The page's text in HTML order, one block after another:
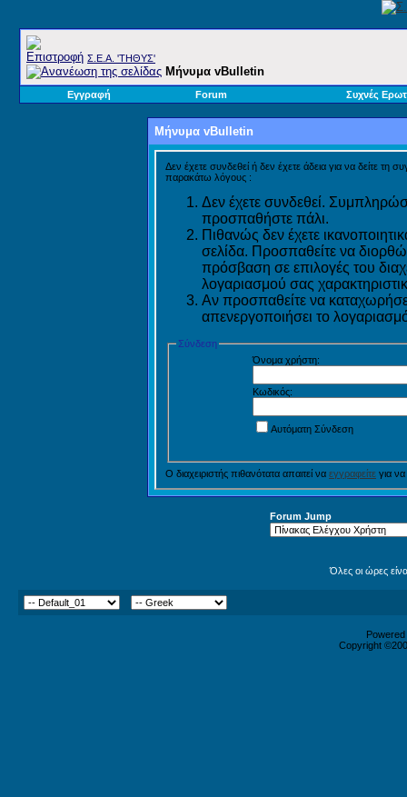
Σ.E.A. 'ΤΗΘΥΣ'
Μήνυμα vBulletin
Εγγραφή Forum Συχνές
Μήνυμα vBulletin
Δεν έχετε συνδεθεί ή δεν έχετε άδεια για να δείτε τη
παρακάτω λόγους :
Δεν έχετε συνδεθεί.
προσπαθήστε πάλι.
Πιθανώς δεν έχετε
σελίδα. Προσπαθείτε να
πρόσβαση σε επιλογές του
λογαριασμού σας
Αν προσπαθείτε να
απενεργοποιήσει το
Σύνδεση
Όνομα χρήστη:
Κωδικός:
Αυτόματη Σύνδεση
Ο διαχειριστής πιθανότατα απαιτεί να εγγραφείτε για
Forum Jump
Όλες οι ώρες
Copyright